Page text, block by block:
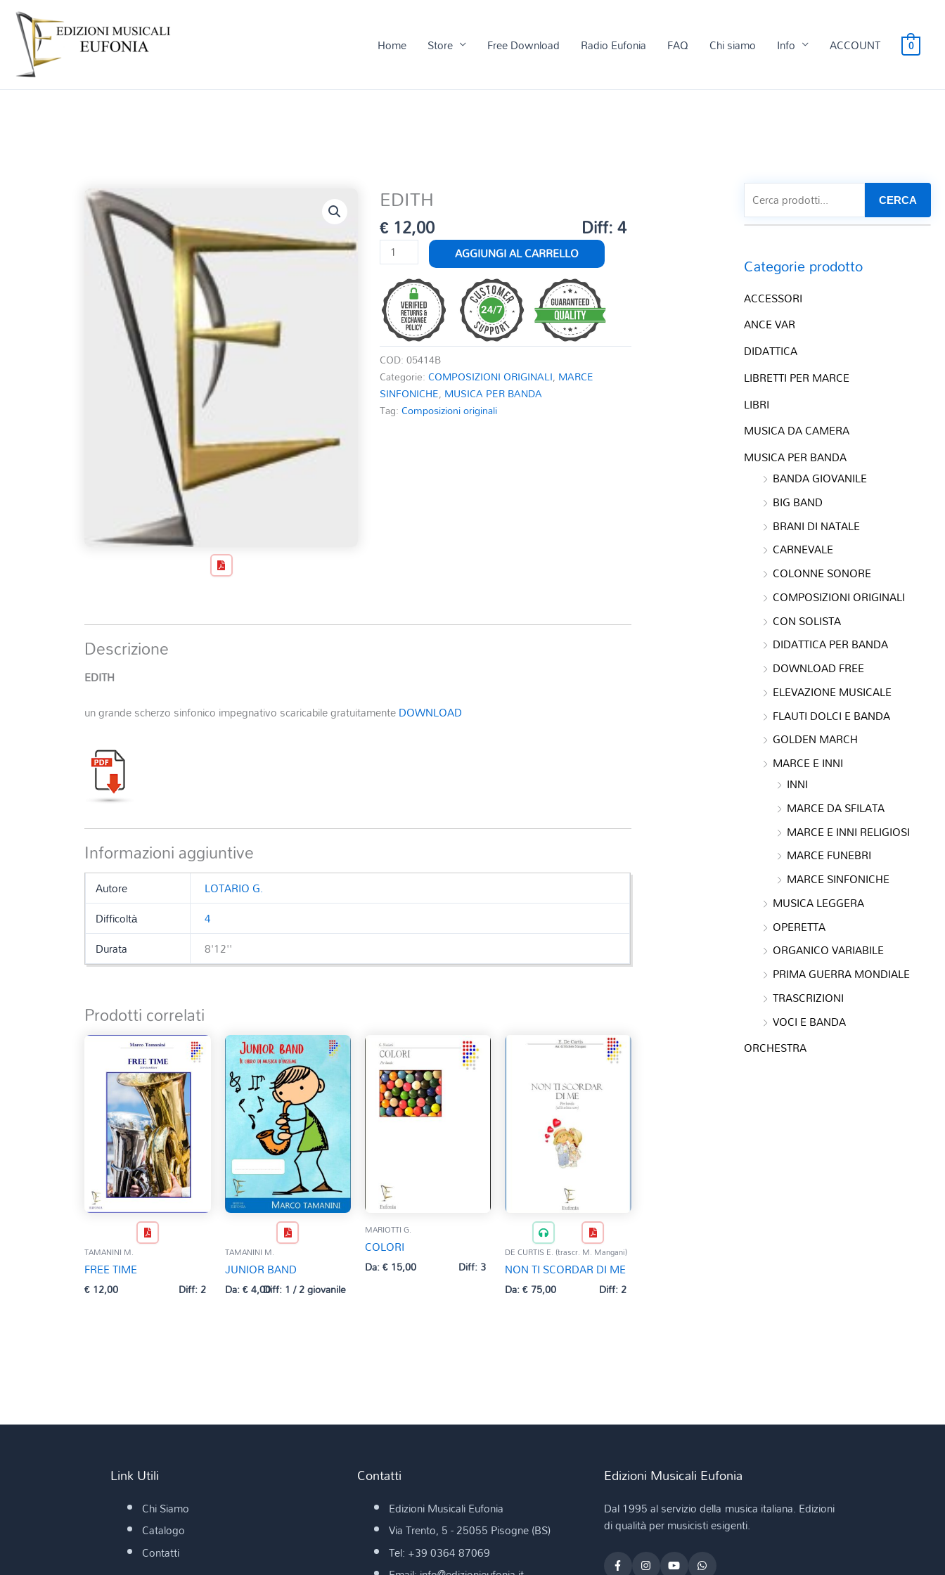
Home Store Free Download Radio Eufonia FAQ Chi siamo Info ACCOUNT 0
EDITH
€12,00 Diff: 4
EDITH
quantità
AGGIUNGI AL CARRELLO
COD:05414B
Categorie:COMPOSIZIONI ORIGINALI, MARCE
SINFONICHE, MUSICA PER BANDA
Tag:Composizioni originali
Descrizione
EDITH
un grande scherzo sinfonico impegnativo scaricabile gratuitamenteDOWNLOAD
Informazioni aggiuntive
Autore
LOTARIO G.
Difficoltà
4
Durata
8'12''
Prodotti correlati
TAMANINI M.
FREE TIME
€12,00 Diff: 2
TAMANINI M.
JUNIOR BAND
Da:€4,00Diff: 1 / 2 giovanile
MARIOTTI G.
COLORI
Da:€15,00 Diff: 3
DE CURTIS E. (trascr. M. Mangani)
NON TI SCORDAR DI ME
Da:€75,00 Diff: 2
CERCA
Categorie prodotto
ACCESSORI
ANCE VAR
DIDATTICA
LIBRETTI PER MARCE
LIBRI
MUSICA DA CAMERA
MUSICA PER BANDA
BANDA GIOVANILE
BIG BAND
BRANI DI NATALE
CARNEVALE
COLONNE SONORE
COMPOSIZIONI ORIGINALI
CON SOLISTA
DIDATTICA PER BANDA
DOWNLOAD FREE
ELEVAZIONE MUSICALE
FLAUTI DOLCI E BANDA
GOLDEN MARCH
MARCE E INNI
INNI
MARCE DA SFILATA
MARCE E INNI RELIGIOSI
MARCE FUNEBRI
MARCE SINFONICHE
MUSICA LEGGERA
OPERETTA
ORGANICO VARIABILE
PRIMA GUERRA MONDIALE
TRASCRIZIONI
VOCI E BANDA
ORCHESTRA
Link Utili
Chi Siamo
Catalogo
Contatti
Contatti
Edizioni Musicali Eufonia
Via Trento, 5 - 25055 Pisogne (BS)
Tel: +39 0364 87069
Edizioni Musicali Eufonia
Dal 1995 al servizio della musica italiana. Edizioni
di qualità per musicisti esigenti.